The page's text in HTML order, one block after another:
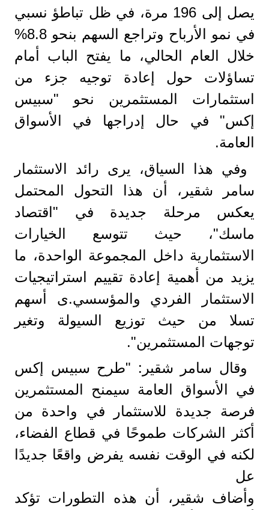
يصل إلى 196 مرة، في ظل تباطؤ نسبي
في نمو الأرباح وتراجع السهم بنحو 8.8%
خلال العام الحالي، ما يفتح الباب أمام
تساؤلات حول إعادة توجيه جزء من
استثمارات المستثمرين نحو "سبيس
إكس" في حال إدراجها في الأسواق
العامة.
وفي هذا السياق، يرى رائد الاستثمار
سامر شقير، أن هذا التحول المحتمل
يعكس مرحلة جديدة في "اقتصاد
ماسك"، حيث تتوسع الخيارات
الاستثمارية داخل المجموعة الواحدة، ما
يزيد من أهمية إعادة تقييم استراتيجيات
الاستثمار الفردي والمؤسسي.ى أسهم
تسلا من حيث توزيع السيولة وتغير
توجهات المستثمرين".
وقال سامر شقير: "طرح سبيس إكس
في الأسواق العامة سيمنح المستثمرين
فرصة جديدة للاستثمار في واحدة من
أكثر الشركات طموحًا في قطاع الفضاء،
لكنه في الوقت نفسه يفرض واقعًا جديدًا
عل
وأضاف شقير، أن هذه التطورات تؤكد